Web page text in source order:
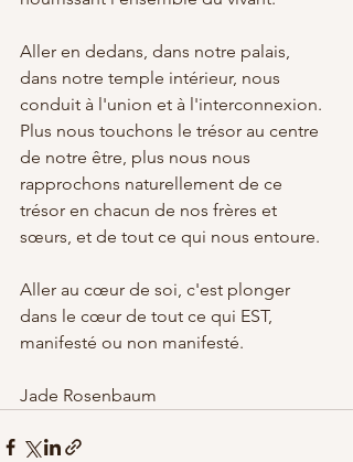
Aller en dedans, dans notre palais,
dans notre temple intérieur, nous
conduit à l'union et à l'interconnexion.
Plus nous touchons le trésor au centre
de notre être, plus nous nous
rapprochons naturellement de ce
trésor en chacun de nos frères et
sœurs, et de tout ce qui nous entoure.
Aller au cœur de soi, c'est plonger
dans le cœur de tout ce qui EST,
manifesté ou non manifesté.
Jade Rosenbaum